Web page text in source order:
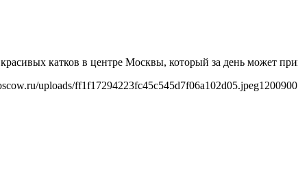
катков в центре Москвы, который за день может
uploads/ff1f17294223fc45c545d7f06a102d05.jpeg1200900